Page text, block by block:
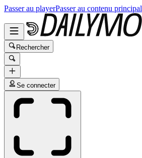
Passer au playerPasser au contenu principal
Rechercher
Se connecter